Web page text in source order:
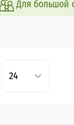
Для большой
24